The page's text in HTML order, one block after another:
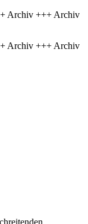
Archiv +++ Archiv
Archiv +++ Archiv